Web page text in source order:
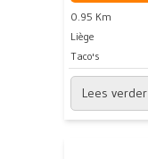
0.95 Km
Liège
Taco's
Lees verder